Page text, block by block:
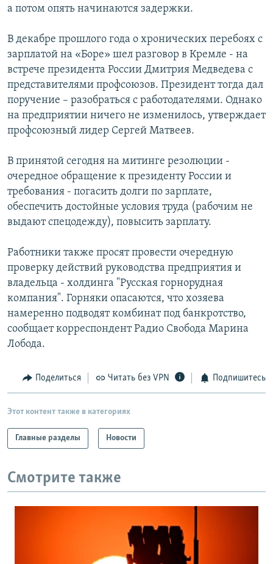
а потом опять начинаются задержки.
В декабре прошлого года о хронических перебоях с
зарплатой на «Боре» шел разговор в Кремле - на
встрече президента России Дмитрия Медведева с
представителями профсоюзов. Президент тогда дал
поручение – разобраться с работодателями. Однако
на предприятии ничего не изменилось, утверждает
профсоюзный лидер Сергей Матвеев.
В принятой сегодня на митинге резолюции -
очередное обращение к президенту России и
требования - погасить долги по зарплате,
обеспечить достойные условия труда (рабочим не
выдают спецодежду), повысить зарплату.
Работники также просят провести очередную
проверку действий руководства предприятия и
владельца - холдинга "Русская горнорудная
компания". Горняки опасаются, что хозяева
намеренно подводят комбинат под банкротство,
сообщает корреспондент Радио Свобода Марина
Лобода.
Поделиться Читать без VPN Подпишитесь
Этот контент также в категориях
Главные разделы Новости
Смотрите также